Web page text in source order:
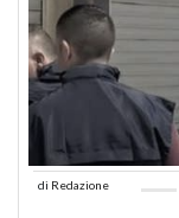
di Redazione